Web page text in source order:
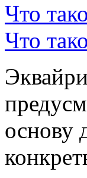
Что
Что
основу